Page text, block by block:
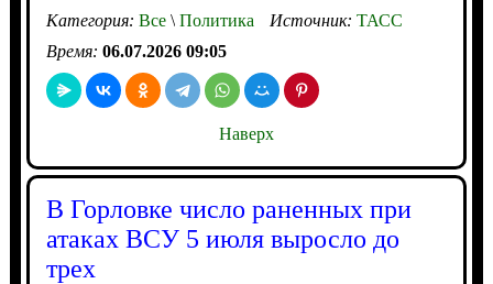
Категория: Все\Политика Источник: ТАСС
Время: 06.07.2026 09:05
Наверх
В Горловке число раненных при
атаках ВСУ 5 июля выросло до
трех